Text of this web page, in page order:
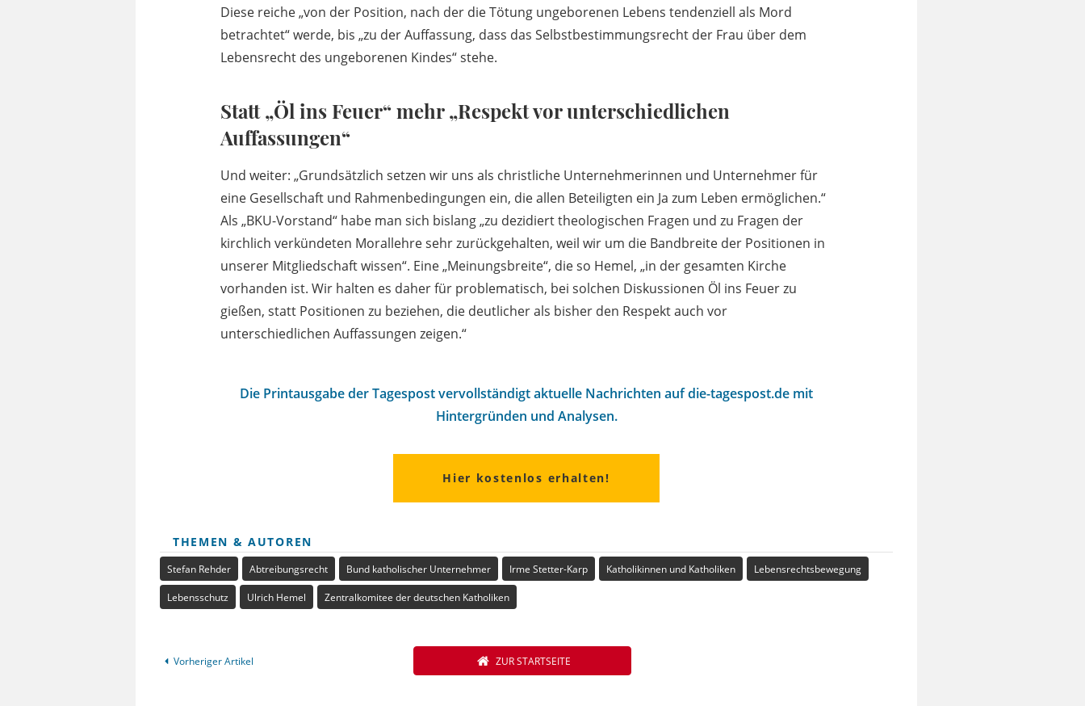
Diese reiche „von der Position, nach der die Tötung ungeborenen Lebens tendenziell als Mord
betrachtet“ werde, bis „zu der Auffassung, dass das Selbstbestimmungsrecht der Frau über dem
Lebensrecht des ungeborenen Kindes“ stehe.
Statt „Öl ins Feuer“ mehr „Respekt vor unterschiedlichen
Auffassungen“
Und weiter: „Grundsätzlich setzen wir uns als christliche Unternehmerinnen und Unternehmer für
eine Gesellschaft und Rahmenbedingungen ein, die allen Beteiligten ein Ja zum Leben ermöglichen.“
Als „BKU-Vorstand“ habe man sich bislang „zu dezidiert theologischen Fragen und zu Fragen der
kirchlich verkündeten Morallehre sehr zurückgehalten, weil wir um die Bandbreite der Positionen in
unserer Mitgliedschaft wissen“. Eine „Meinungsbreite“, die so Hemel, „in der gesamten Kirche
vorhanden ist. Wir halten es daher für problematisch, bei solchen Diskussionen Öl ins Feuer zu
gießen, statt Positionen zu beziehen, die deutlicher als bisher den Respekt auch vor
unterschiedlichen Auffassungen zeigen.“
Die Printausgabe der Tagespost vervollständigt aktuelle Nachrichten auf die-tagespost.de mit
Hintergründen und Analysen.
Hier kostenlos erhalten!
THEMEN & AUTOREN
Stefan Rehder Abtreibungsrecht Bund katholischer Unternehmer Irme Stetter-Karp Katholikinnen und Katholiken Lebensrechtsbewegung
Lebensschutz Ulrich Hemel Zentralkomitee der deutschen Katholiken
Vorheriger Artikel ZUR STARTSEITE